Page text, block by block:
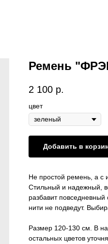
Ремень
2 100 р.
цвет
Добавить в
Не простой ремень, а с
Стильный и надежный,
разбавит
нити не подведут.
Размер 120-130 см. В
остальных цветов